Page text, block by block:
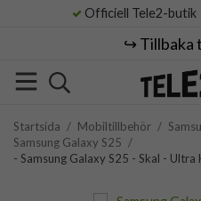
Officiell Tele2-butik
↪️ Tillbaka
Startsida / Mobiltillbehör /
Samsung Galaxy S25 /
- Samsung Galaxy S25 - Skal -